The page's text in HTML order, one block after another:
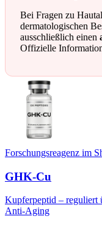
Bei Fragen zu
dermatologischen
ausschließlich einen
Offizielle
Forschungsreagenz im
GHK-Cu
Kupferpeptid – reguliert
Anti-Aging